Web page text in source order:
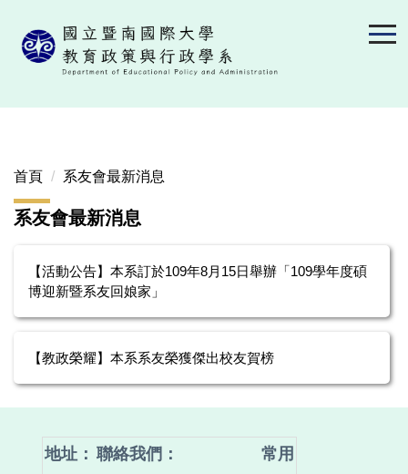
首頁 系友會最新消息
系友會最新消息
【活動公告】本系訂於109年8月15日舉辦「109學年度碩
博迎新暨系友回娘家」
【教政榮耀】本系系友榮獲傑出校友賀榜
地址： 聯絡我們 ：
常用